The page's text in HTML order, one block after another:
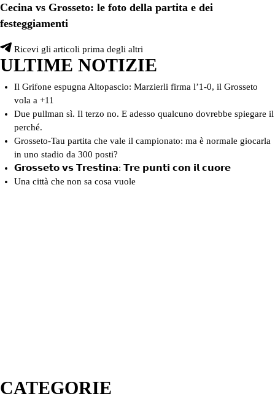
Cecina vs Grosseto: le foto della partita e dei
festeggiamenti
Ricevi gli articoli prima degli altri
ULTIME NOTIZIE
Il Grifone espugna Altopascio: Marzierli firma l’1-0, il Grosseto
vola a +11
Due pullman sì. Il terzo no. E adesso qualcuno dovrebbe spiegare il
perché.
Grosseto-Tau partita che vale il campionato: ma è normale giocarla
in uno stadio da 300 posti?
𝗚𝗿𝗼𝘀𝘀𝗲𝘁𝗼 𝘃𝘀 𝗧𝗿𝗲𝘀𝘁𝗶𝗻𝗮: 𝗧𝗿𝗲 𝗽𝘂𝗻𝘁𝗶 𝗰𝗼𝗻 𝗶𝗹 𝗰𝘂𝗼𝗿𝗲
Una città che non sa cosa vuole
CATEGORIE